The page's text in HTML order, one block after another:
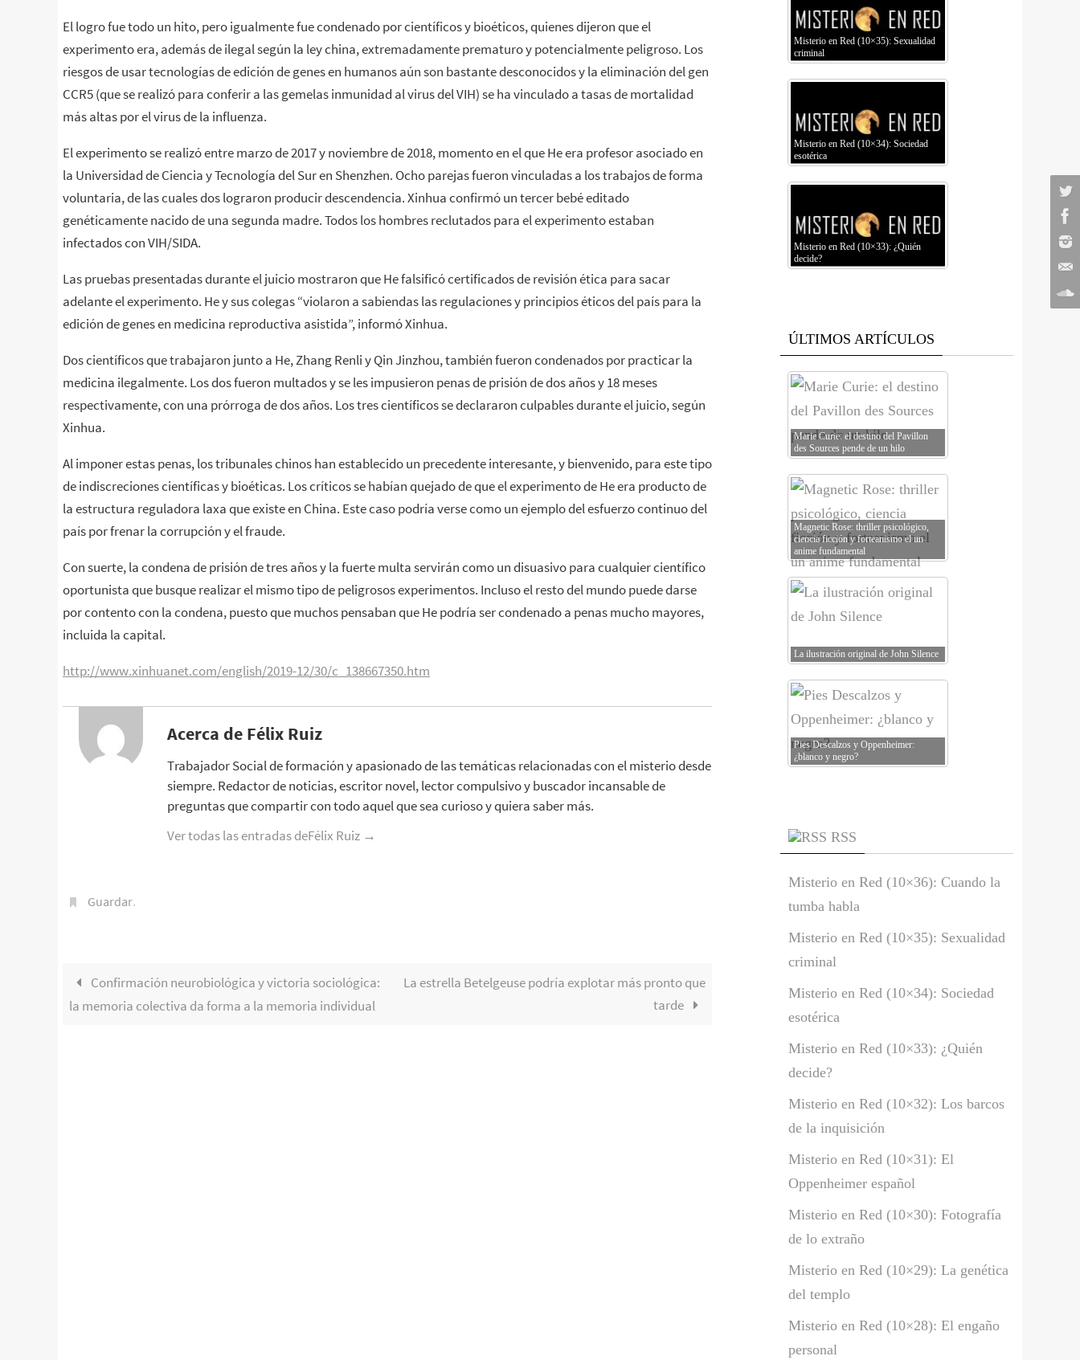
El logro fue todo un hito, pero igualmente fue condenado por científicos y bioéticos, quienes dijeron que el
experimento era, además de ilegal según la ley china, extremadamente prematuro y potencialmente peligroso. Los
riesgos de usar tecnologías de edición de genes en humanos aún son bastante desconocidos y la eliminación del gen
CCR5 (que se realizó para conferir a las gemelas inmunidad al virus del VIH) se ha vinculado a tasas de mortalidad
más altas por el virus de la influenza.
El experimento se realizó entre marzo de 2017 y noviembre de 2018, momento en el que He era profesor asociado en
la Universidad de Ciencia y Tecnología del Sur en Shenzhen. Ocho parejas fueron vinculadas a los trabajos de forma
voluntaria, de las cuales dos lograron producir descendencia. Xinhua confirmó un tercer bebé editado
genéticamente nacido de una segunda madre. Todos los hombres reclutados para el experimento estaban
infectados con VIH/SIDA.
Las pruebas presentadas durante el juicio mostraron que He falsificó certificados de revisión ética para sacar
adelante el experimento. He y sus colegas “violaron a sabiendas las regulaciones y principios éticos del país para la
edición de genes en medicina reproductiva asistida”, informó Xinhua.
Dos científicos que trabajaron junto a He, Zhang Renli y Qin Jinzhou, también fueron condenados por practicar la
medicina ilegalmente. Los dos fueron multados y se les impusieron penas de prisión de dos años y 18 meses
respectivamente, con una prórroga de dos años. Los tres científicos se declararon culpables durante el juicio, según
Xinhua.
Al imponer estas penas, los tribunales chinos han establecido un precedente interesante, y bienvenido, para este tipo
de indiscreciones científicas y bioéticas. Los críticos se habían quejado de que el experimento de He era producto de
la estructura reguladora laxa que existe en China. Este caso podría verse como un ejemplo del esfuerzo continuo del
país por frenar la corrupción y el fraude.
Con suerte, la condena de prisión de tres años y la fuerte multa servirán como un disuasivo para cualquier científico
oportunista que busque realizar el mismo tipo de peligrosos experimentos. Incluso el resto del mundo puede darse
por contento con la condena, puesto que muchos pensaban que He podría ser condenado a penas mucho mayores,
incluida la capital.
http://www.xinhuanet.com/english/2019-12/30/c_138667350.htm
Acerca de Félix Ruiz
Trabajador Social de formación y apasionado de las temáticas relacionadas con el misterio desde
siempre. Redactor de noticias, escritor novel, lector compulsivo y buscador incansable de
preguntas que compartir con todo aquel que sea curioso y quiera saber más.
Ver todas las entradas deFélix Ruiz →
Guardar.
Confirmación neurobiológica y victoria sociológica:
la memoria colectiva da forma a la memoria individual
La estrella Betelgeuse podría explotar más pronto que
tarde
Misterio en Red (10×35): Sexualidad
criminal
Misterio en Red (10×34): Sociedad
esotérica
Misterio en Red (10×33): ¿Quién
decide?
ÚLTIMOS ARTÍCULOS
Marie Curie: el destino del Pavillon
des Sources pende de un hilo
Magnetic Rose: thriller psicológico,
ciencia ficción y forteanismo el un
anime fundamental
La ilustración original de John Silence
Pies Descalzos y Oppenheimer:
¿blanco y negro?
RSS
Misterio en Red (10×36): Cuando la
tumba habla
Misterio en Red (10×35): Sexualidad
criminal
Misterio en Red (10×34): Sociedad
esotérica
Misterio en Red (10×33): ¿Quién
decide?
Misterio en Red (10×32): Los barcos
de la inquisición
Misterio en Red (10×31): El
Oppenheimer español
Misterio en Red (10×30): Fotografía
de lo extraño
Misterio en Red (10×29): La genética
del templo
Misterio en Red (10×28): El engaño
personal